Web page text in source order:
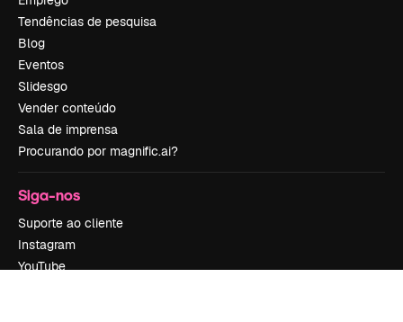
Tendências de pesquisa
Blog
Eventos
Slidesgo
Vender conteúdo
Sala de imprensa
Procurando por magnific.ai?
Siga-nos
Suporte ao cliente
Instagram
YouTube